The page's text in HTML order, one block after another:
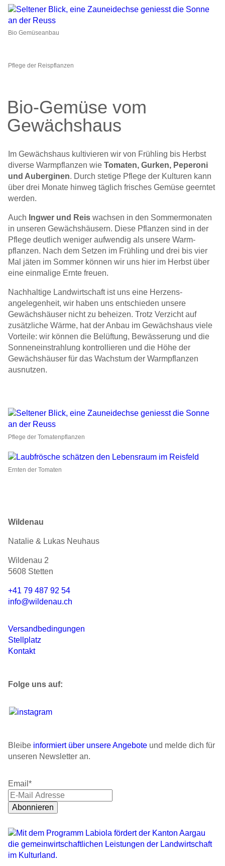
Bio Gemüseanbau
Pflege der Reispflanzen
Bio-Gemüse vom
Gewächshaus
Im Gewächshaus kultivieren wir von Frühling bis Herbst
diverse Warm­pflanzen wie Tomaten, Gurken, Peperoni
und Auberginen. Durch stetige Pflege der Kulturen kann
über drei Monate hinweg täglich frisches Gemüse geerntet
werden.
Auch Ingwer und Reis wachsen in den Sommer­monaten
in unseren Gewächs­häusern. Diese Pflanzen sind in der
Pflege deutlich weniger aufwendig als unsere Warm­
pflanzen. Nach dem Setzen im Frühling und drei bis vier
Mal jäten im Sommer können wir uns hier im Herbst über
eine einmalige Ernte freuen.
Nachhaltige Landwirtschaft ist uns eine Herzens­
angelegenheit, wir haben uns entschieden unsere
Gewächshäuser nicht zu beheizen. Trotz Verzicht auf
zusätzliche Wärme, hat der Anbau im Gewächshaus viele
Vorteile: wir können die Belüftung, Bewässerung und die
Sonnen­einstrahlung kontrollieren und die Höhe der
Gewächshäuser für das Wachstum der Warm­pflanzen
ausnutzen.
Pflege der Tomatenpflanzen
Ernten der Tomaten
Wildenau
Natalie & Lukas Neuhaus
Wildenau 2
5608 Stetten
+41 79 487 92 54
info@wildenau.ch
Versandbedingungen
Stellplatz
Kontakt
Folge uns auf:
Bleibe informiert über unsere Angebote und melde dich für
unseren Newsletter an.
Email *
Abonnieren